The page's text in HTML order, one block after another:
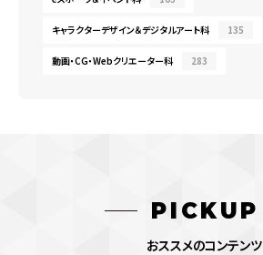
キャラクターデザイン＆デジタルアート科 135
動画・CG・Webクリエーター科 283
PICKUP
おススメのコンテンツ